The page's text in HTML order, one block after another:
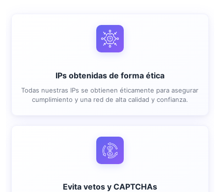
IPs obtenidas de forma ética
Todas nuestras IPs se obtienen éticamente para asegurar
cumplimiento y una red de alta calidad y confianza.
Evita vetos y CAPTCHAs